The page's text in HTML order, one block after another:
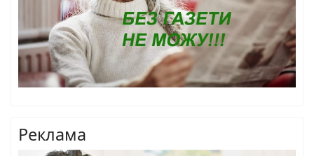
Реклама